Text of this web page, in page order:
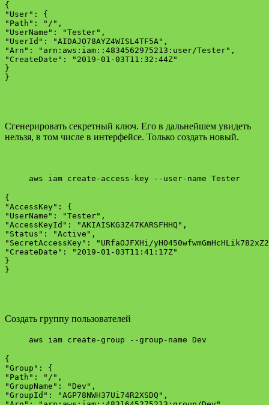
{
"User": {
"Path": "/",
"UserName": "Tester",
"UserId": "AIDAJO78AYZ4WISL4TF5A",
"Arn": "arn:aws:iam::4834562975213:user/Tester",
"CreateDate": "2019-01-03T11:32:44Z"
}
Сгенерировать секретный ключ. Его в дальнейшем увидеть
нельзя, в том числе в интерфейсе. Только создать новый.
aws iam create-access-key --user-name Tester
{
"AccessKey": {
"UserName": "Tester",
"AccessKeyId": "AKIAISKG3Z47KARSFHHQ",
"Status": "Active",
"SecretAccessKey": "URfaOJFXHi/
"CreateDate": "2019-01-03T11:41:17Z"
}
Создать группу пользователей
aws iam create-group --group-name Dev
{
"Group": {
"Path": "/",
"GroupName": "Dev",
"GroupId": "AGP78NWH37Ui74R2XSDQ",